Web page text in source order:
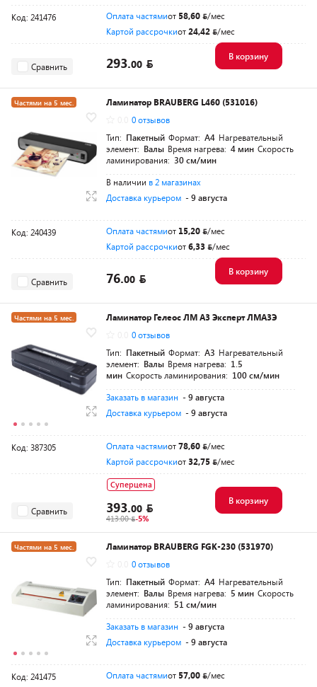
Код: 241476 Оплата частямиот 58,60
/мес
Картой рассрочкиот24,42 /мес
Сравнить 293.00
В корзину
Частями на 5 мес.
Ламинатор BRAUBERG L460 (531016)
0 отзывов
Тип: Пакетный Формат: A4 Нагревательный
элемент: Валы Время нагрева: 4 мин Скорость
ламинирования: 30 см/мин
В наличии в 2 магазинах
Доставка курьером - 9 августа
Код: 240439 Оплата частямиот 15,20
/мес
Картой рассрочкиот6,33 /мес
Сравнить 76.00
В корзину
Частями на 5 мес.
Ламинатор Гелеос ЛМ A3 Эксперт ЛМА3Э
0 отзывов
Тип: Пакетный Формат: A3 Нагревательный
элемент: Валы Время нагрева: 1.5
мин Скорость ламинирования: 100 см/мин
Заказать в магазин - 9 августа
Доставка курьером - 9 августа
Код: 387305 Оплата частямиот78,60
/мес
Картой рассрочкиот32,75 /мес
Сравнить
Суперцена
393.00
413.00 -5%
В корзину
Частями на 5 мес.
Ламинатор BRAUBERG FGK-230 (531970)
0 отзывов
Тип: Пакетный Формат: A4 Нагревательный
элемент: Валы Время нагрева: 5 мин Скорость
ламинирования: 51 см/мин
Заказать в магазин - 9 августа
Доставка курьером - 9 августа
Код: 241475 Оплата частямиот 57,00
/мес